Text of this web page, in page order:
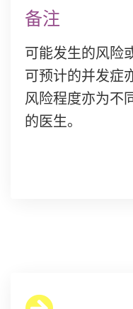
备注
可能发生的风险
可预计的并发症
风险程度亦为不
的医生。